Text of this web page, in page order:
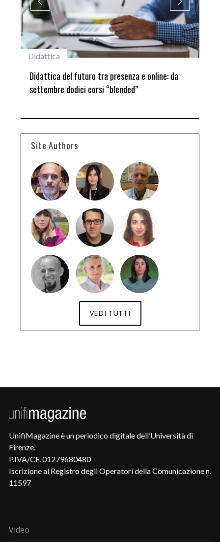
Didattica
Didattica del futuro tra presenza e online: da
settembre dodici corsi “blended”
Site Authors
VEDI TUTTI
UnifiMagazine è un periodico digitale dell’Università di
Firenze.
P.IVA/CF. 01279680480
Iscrizione al Registro degli Operatori della Comunicazione n.
11597
Video